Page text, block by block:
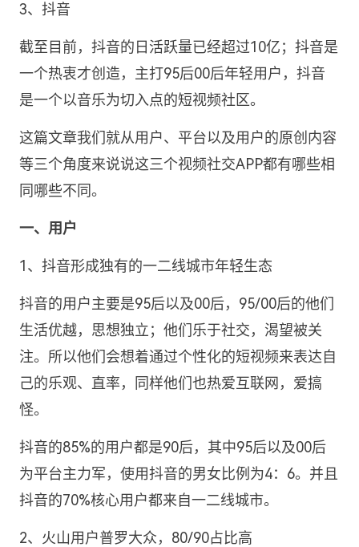
3、抖音
截至目前，抖音的日活跃量已经超过10亿；抖音是
一个热衷才创造，主打95后00后年轻用户，抖音
是一个以音乐为切入点的短视频社区。
这篇文章我们就从用户、平台以及用户的原创内容
等三个角度来说说这三个视频社交APP都有哪些相
同哪些不同。
一、用户
1、抖音形成独有的一二线城市年轻生态
抖音的用户主要是95后以及00后，95/00后的他们
生活优越，思想独立；他们乐于社交，渴望被关
注。所以他们会想着通过个性化的短视频来表达自
己的乐观、直率，同样他们也热爱互联网，爱搞
怪。
抖音的85%的用户都是90后，其中95后以及00后
为平台主力军，使用抖音的男女比例为4：6。并且
抖音的70%核心用户都来自一二线城市。
2、火山用户普罗大众，80/90占比高